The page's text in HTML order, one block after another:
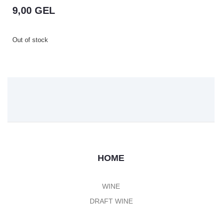
9,00 GEL
Out of stock
HOME
WINE
DRAFT WINE